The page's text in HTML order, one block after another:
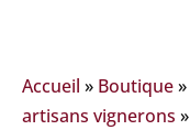
Accueil » Boutique»
artisans vignerons »